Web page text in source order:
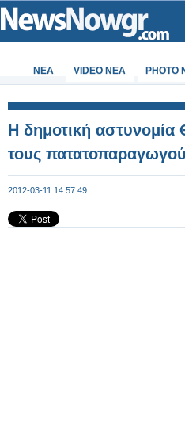
ΝΕΑ VIDEO NEA PHOTO
H δημοτική αστυνομία
τους
2012-03-11 14:57:49